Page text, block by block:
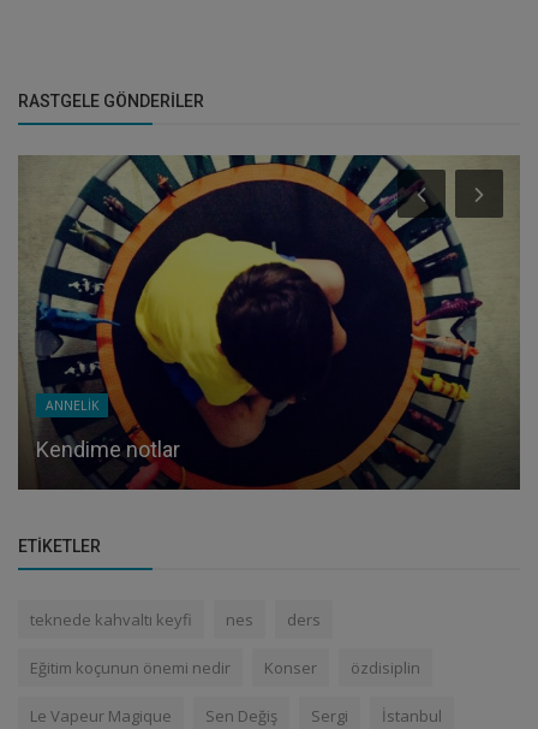
RASTGELE GÖNDERILER
ANNELİK
Kendime notlar
ETIKETLER
teknede kahvaltı keyfi nes ders
Eğitim koçunun önemi nedir Konser özdisiplin
Le Vapeur Magique Sen Değiş Sergi İstanbul